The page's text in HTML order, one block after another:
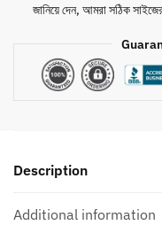
জানিয়ে দেন, আমরা সঠিক
Description
Additional information